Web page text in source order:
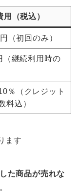
用（税込）
（初回のみ）
（継続利用時の
％（クレジット
料込）
ます
た商品が売れな